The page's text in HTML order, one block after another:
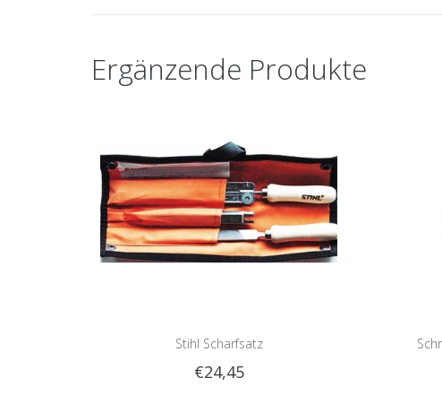
Ergänzende Produkte
Stihl Scharfsatz
€24,45